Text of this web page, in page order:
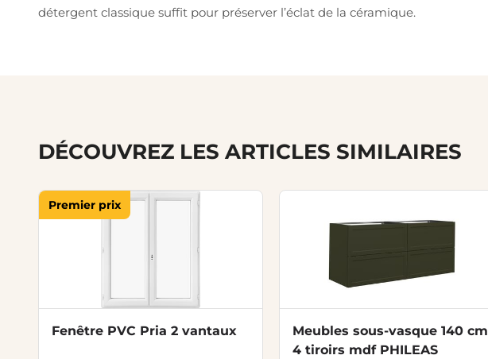
détergent classique suffit pour préserver l’éclat de la céramique.
DÉCOUVREZ LES ARTICLES SIMILAIRES
Premier prix
Fenêtre PVC Pria 2 vantaux
Meubles sous-vasque 140 cm
4 tiroirs mdf PHILEAS